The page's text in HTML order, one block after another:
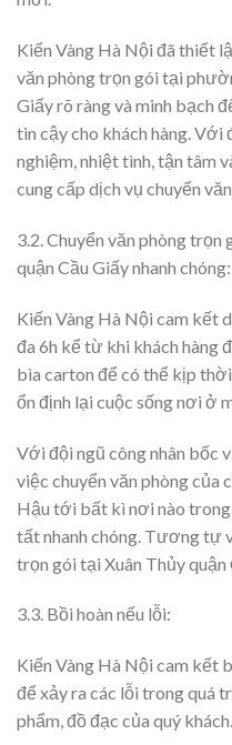
Kiến Vàng Hà Nội đã thiết
văn phòng trọn gói tại
Giấy rõ ràng và minh bạch
tin cậy cho khách hàng. Với
nghiệm, nhiệt tình, tận tâm
cung cấp dịch vụ chuyển
3.2. Chuyển văn phòng
quận Cầu Giấy nhanh chóng:
Kiến Vàng Hà Nội cam kết
đa 6h kể từ khi khách hàng
bìa carton để có thể kịp
ổn định lại cuộc sống nơi ở
Với đội ngũ công nhân bốc
việc chuyển văn phòng của
Hậu tới bất kì nơi nào
tất nhanh chóng. Tương tự
trọn gói tại Xuân Thủy quận
3.3. Bồi hoàn nếu lỗi:
Kiến Vàng Hà Nội cam kết
để xảy ra các lỗi trong quá
phẩm, đồ đạc của quý khách.